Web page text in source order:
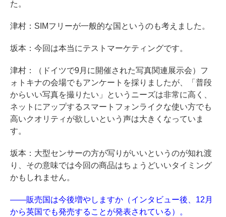
た。
津村：SIMフリーが一般的な国というのも考えました。
坂本：今回は本当にテストマーケティングです。
津村：（ドイツで9月に開催された写真関連展示会）フ
ォトキナの会場でもアンケートを採りましたが、「普段
からいい写真を撮りたい」というニーズは非常に高く、
ネットにアップするスマートフォンライクな使い方でも
高いクオリティが欲しいという声は大きくなっていま
す。
坂本：大型センサーの方が写りがいいというのが知れ渡
り、その意味では今回の商品はちょうどいいタイミング
かもしれません。
――販売国は今後増やしますか（インタビュー後、12月
から英国でも発売することが発表されている）。